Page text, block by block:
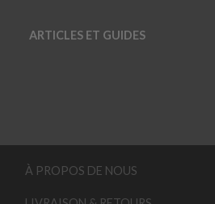
ARTICLES ET GUIDES
À PROPOS DE NOUS